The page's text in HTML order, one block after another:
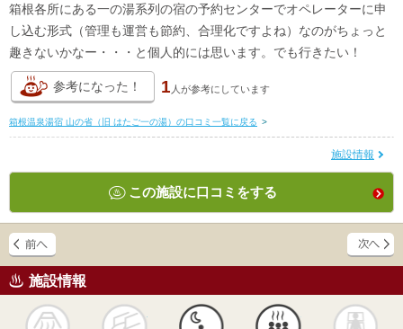
箱根各所にある一の湯系列の宿の予約センターでオペレーターに申
し込む形式（管理も運営も節約、合理化ですよね）なのがちょっと
趣きないかなー・・・と個人的には思います。でも行きたい！
参考になった！ 1 人が参考にしています
箱根温泉湯宿 山の省（旧 はたご一の湯）の口コミ一覧に戻る >
施設情報
この施設に口コミをする
施設情報
かけ流し 露天風呂 貸切風呂